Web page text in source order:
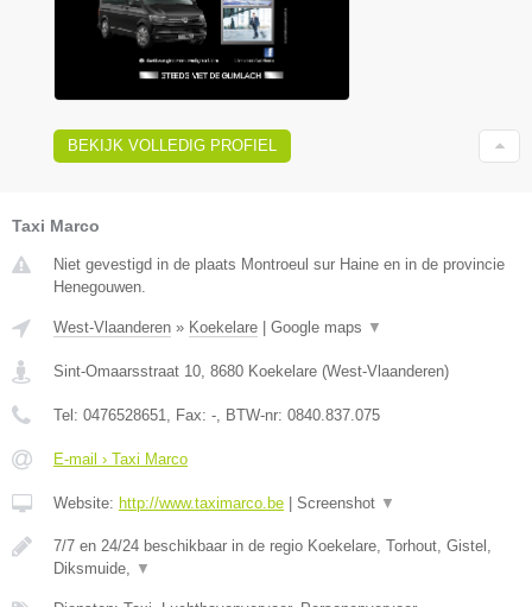
BEKIJK VOLLEDIG PROFIEL
Taxi Marco
Niet gevestigd in de plaats Montroeul sur Haine en in de provincie
Henegouwen.
West-Vlaanderen » Koekelare Google maps ▼
Sint-Omaarsstraat 10, 8680 Koekelare (West-Vlaanderen)
Tel: 0476528651, Fax: -, BTW-nr: 0840.837.075
E-mail › Taxi Marco
Website: http://www.taximarco.be Screenshot ▼
7/7 en 24/24 beschikbaar in de regio Koekelare, Torhout, Gistel,
Diksmuide, ▼